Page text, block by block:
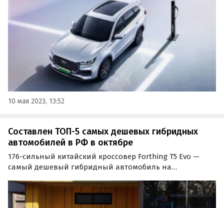
также выступит с благотворительной инициативой.
10 мая 2023, 13:52
Составлен ТОП-5 самых дешевых гибридных
автомобилей в РФ в октябре
176-сильный китайский кроссовер Forthing T5 Evo —
самый дешевый гибридный автомобиль на
«Автоновости дня», составляя свежий рейтинг таких
машин по состоянию на октябрь 2023 года.